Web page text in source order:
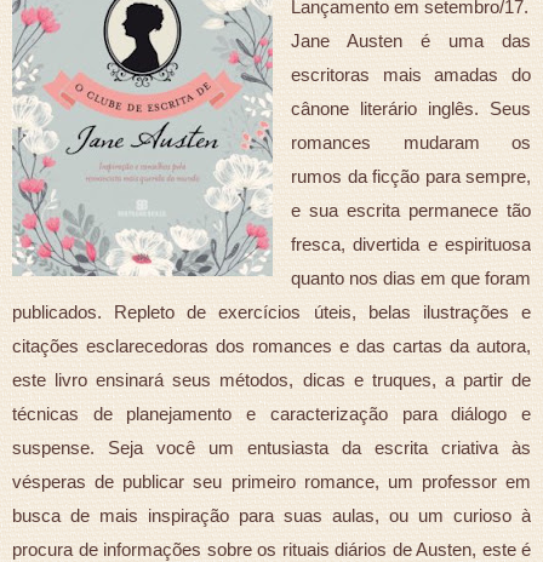
Lançamento em setembro/17.
Jane Austen é uma das
escritoras mais amadas do
cânone literário inglês. Seus
romances mudaram os
rumos da ficção para sempre,
e sua escrita permanece tão
fresca, divertida e espirituosa
quanto nos dias em que foram
publicados. Repleto de exercícios úteis, belas ilustrações e
citações esclarecedoras dos romances e das cartas da autora,
este livro ensinará seus métodos, dicas e truques, a partir de
técnicas de planejamento e caracterização para diálogo e
suspense. Seja você um entusiasta da escrita criativa às
vésperas de publicar seu primeiro romance, um professor em
busca de mais inspiração para suas aulas, ou um curioso à
procura de informações sobre os rituais diários de Austen, este é